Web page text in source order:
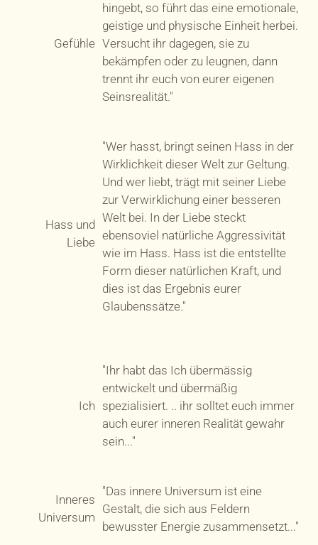
Gefühle
hingebt, so führt das eine emotionale,
geistige und physische Einheit herbei.
Versucht ihr dagegen, sie zu
bekämpfen oder zu leugnen, dann
trennt ihr euch von eurer eigenen
Seinsrealität."
Hass und
Liebe
"Wer hasst, bringt seinen Hass in der
Wirklichkeit dieser Welt zur Geltung.
Und wer liebt, trägt mit seiner Liebe
zur Verwirklichung einer besseren
Welt bei. In der Liebe steckt
ebensoviel natürliche Aggressivität
wie im Hass. Hass ist die entstellte
Form dieser natürlichen Kraft, und
dies ist das Ergebnis eurer
Glaubenssätze."
Ich
"Ihr habt das Ich übermässig
entwickelt und übermäßig
spezialisiert. .. ihr solltet euch immer
auch eurer inneren Realität gewahr
sein..."
Inneres
Universum
"Das innere Universum ist eine
Gestalt, die sich aus Feldern
bewusster Energie zusammensetzt..."